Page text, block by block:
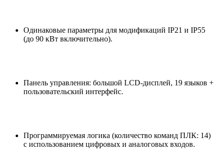
Одинаковые параметры для модификаций IP21 и IP55
(до 90 кВт включительно).
Панель управления: большой LCD-дисплей, 19 языков +
пользовательский интерфейс.
Программируемая логика (количество команд ПЛК: 14)
с использованием цифровых и аналоговых входов.